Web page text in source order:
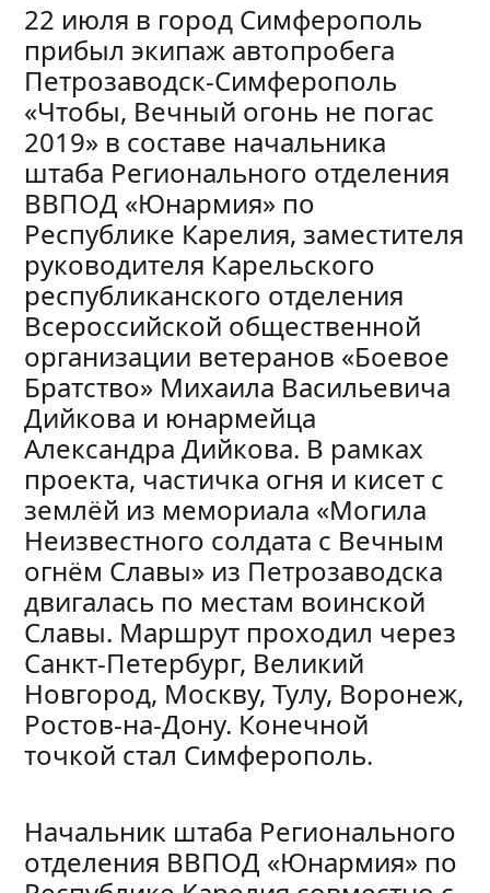
22 июля в город Симферополь
прибыл экипаж автопробега
Петрозаводск-Симферополь
«Чтобы, Вечный огонь не погас
2019» в составе начальника
штаба Регионального отделения
ВВПОД «Юнармия» по
Республике Карелия, заместителя
руководителя Карельского
республиканского отделения
Всероссийской общественной
организации ветеранов «Боевое
Братство» Михаила Васильевича
Дийкова и юнармейца
Александра Дийкова. В рамках
проекта, частичка огня и кисет с
землёй из мемориала «Могила
Неизвестного солдата с Вечным
огнём Славы» из Петрозаводска
двигалась по местам воинской
Славы. Маршрут проходил через
Санкт-Петербург, Великий
Новгород, Москву, Тулу, Воронеж,
Ростов-на-Дону. Конечной
точкой стал Симферополь.
Начальник штаба Регионального
отделения ВВПОД «Юнармия» по